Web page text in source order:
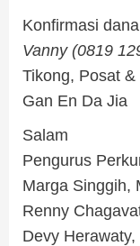
Konfirmasi
Vanny (0819
Tikong, Posat
Gan En Da Jia
Salam
Pengurus
Marga Singgih,
Renny
Devy